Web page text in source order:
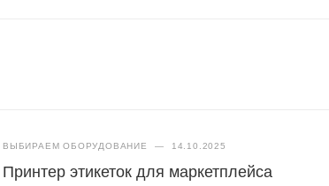
ВЫБИРАЕМ ОБОРУДОВАНИЕ — 14.10.2025
Принтер этикеток для маркетплейса